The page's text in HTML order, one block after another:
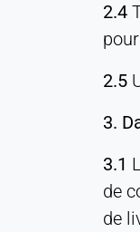
2.4
2.5
3.
3.1
de
de
Heat
Purpose:
Statistiques
duration: